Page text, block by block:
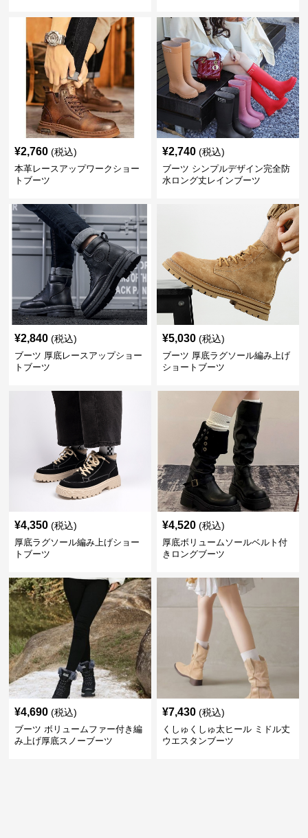
¥2,760 (税込)
本革レースアップワークショー
トブーツ
¥2,740 (税込)
ブーツ シンプルデザイン完全防
水ロング丈レインブーツ
¥2,840 (税込)
ブーツ 厚底レースアップショー
トブーツ
¥5,030 (税込)
ブーツ 厚底ラグソール編み上げ
ショートブーツ
¥4,350 (税込)
厚底ラグソール編み上げショー
トブーツ
¥4,520 (税込)
厚底ボリュームソールベルト付
きロングブーツ
¥4,690 (税込)
ブーツ ボリュームファー付き編
み上げ厚底スノーブーツ
¥7,430 (税込)
くしゅくしゅ太ヒール ミドル丈
ウエスタンブーツ